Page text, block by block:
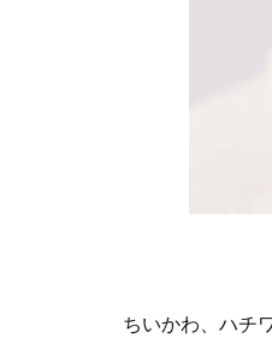
ちいかわ、ハチ